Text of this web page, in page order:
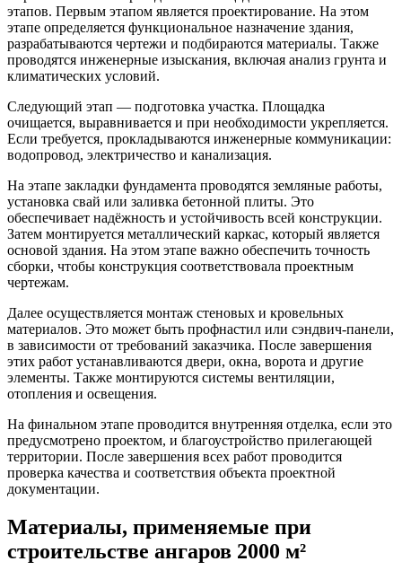
этапов. Первым этапом является проектирование. На этом
этапе определяется функциональное назначение здания,
разрабатываются чертежи и подбираются материалы. Также
проводятся инженерные изыскания, включая анализ грунта и
климатических условий.
Следующий этап — подготовка участка. Площадка
очищается, выравнивается и при необходимости укрепляется.
Если требуется, прокладываются инженерные коммуникации:
водопровод, электричество и канализация.
На этапе закладки фундамента проводятся земляные работы,
установка свай или заливка бетонной плиты. Это
обеспечивает надёжность и устойчивость всей конструкции.
Затем монтируется металлический каркас, который является
основой здания. На этом этапе важно обеспечить точность
сборки, чтобы конструкция соответствовала проектным
чертежам.
Далее осуществляется монтаж стеновых и кровельных
материалов. Это может быть профнастил или сэндвич-панели,
в зависимости от требований заказчика. После завершения
этих работ устанавливаются двери, окна, ворота и другие
элементы. Также монтируются системы вентиляции,
отопления и освещения.
На финальном этапе проводится внутренняя отделка, если это
предусмотрено проектом, и благоустройство прилегающей
территории. После завершения всех работ проводится
проверка качества и соответствия объекта проектной
документации.
Материалы, применяемые при
строительстве ангаров 2000 м²